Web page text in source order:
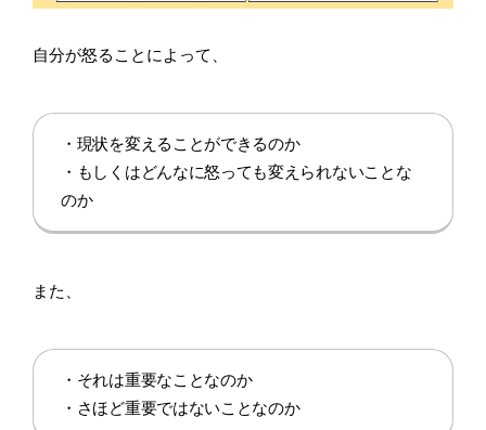
自分が怒ることによって、
・現状を変えることができるのか
・もしくはどんなに怒っても変えられないことな
のか
また、
・それは重要なことなのか
・さほど重要ではないことなのか